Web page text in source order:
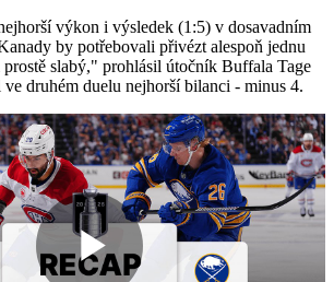
výkon i výsledek (1:5) v dosavadním
by potřebovali přivézt alespoň jednu
slabý," prohlásil útočník Buffala Tage
druhém duelu nejhorší bilanci - minus 4.